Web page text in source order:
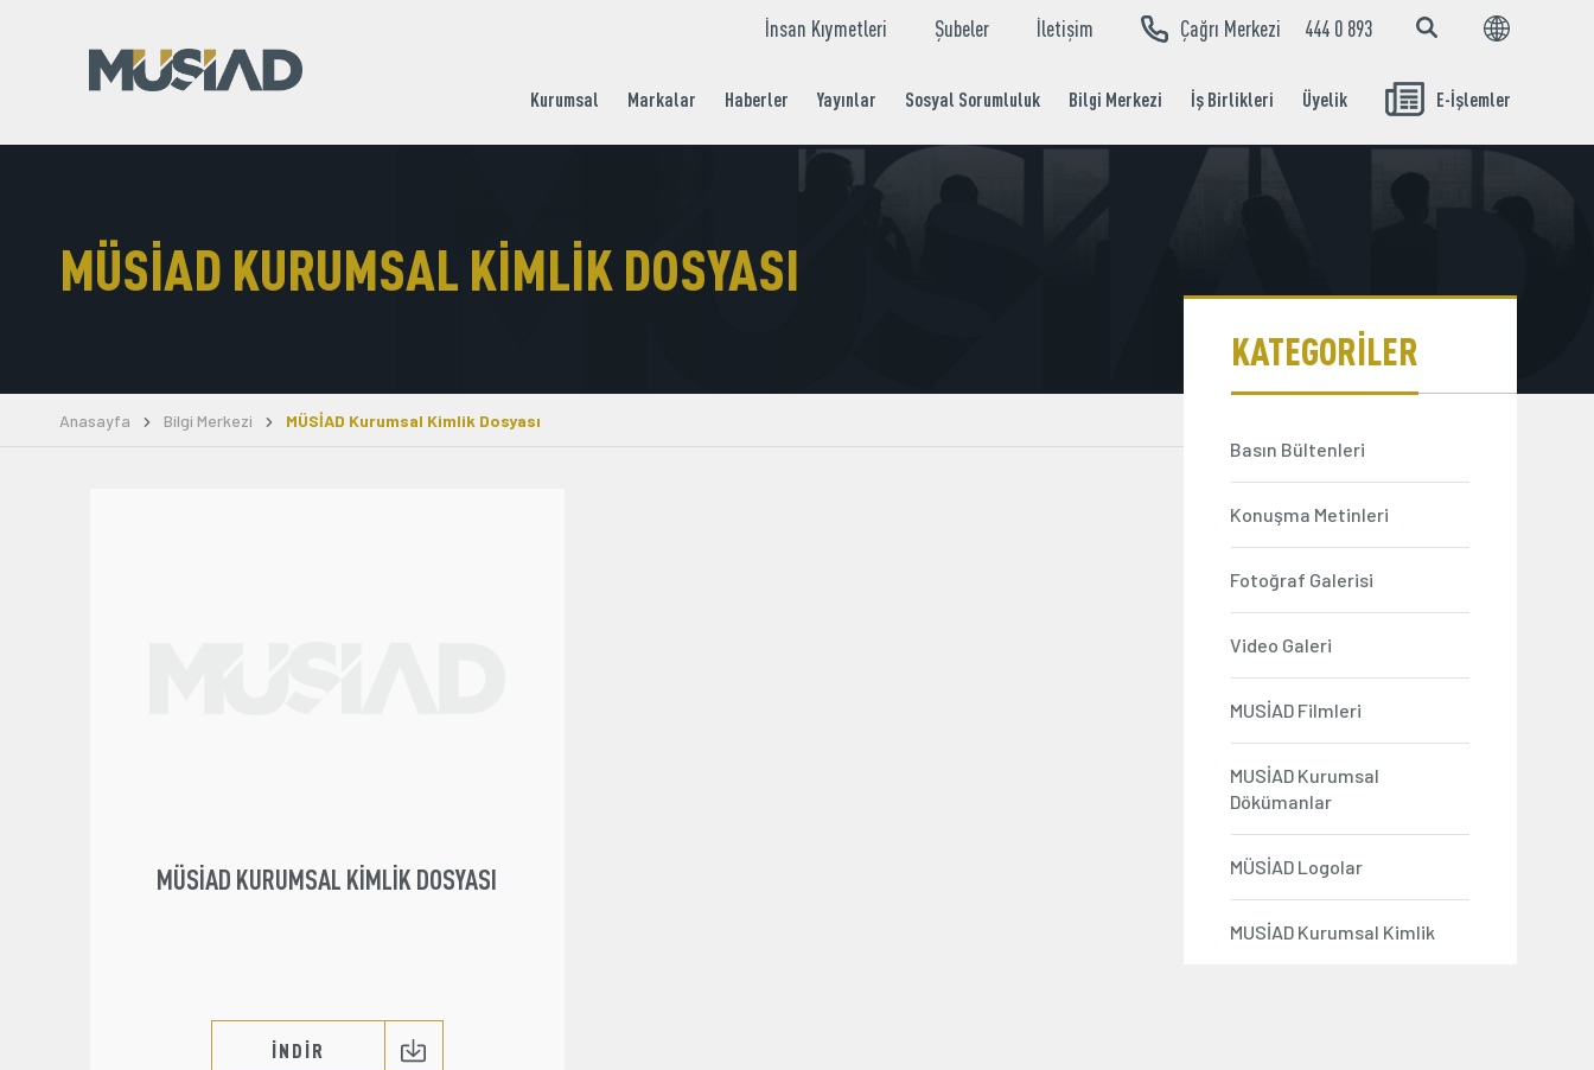
İnsan Kıymetleri Şubeler İletişim Çağrı Merkezi 444 0 893
Kurumsal Markalar Haberler Yayınlar Sosyal Sorumluluk Bilgi Merkezi İş Birlikleri Üyelik E-İşlemler
Aidat Ödeme
İşlemleri
MÜSİAD KURUMSAL KIMLIK DOSYASI
Anasayfa Bilgi Merkezi MÜSİAD Kurumsal Kimlik Dosyası
MÜSİAD KURUMSAL KIMLIK DOSYASI
İNDİR
KATEGORİLER
Basın Bültenleri
Konuşma Metinleri
Fotoğraf Galerisi
Video Galeri
MUSİAD Filmleri
MUSİAD Kurumsal
Dökümanlar
MÜSİAD Logolar
MUSİAD Kurumsal Kimlik